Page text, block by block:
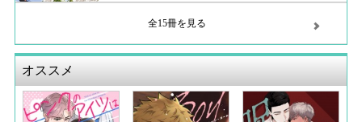
全15冊を見る
オススメ